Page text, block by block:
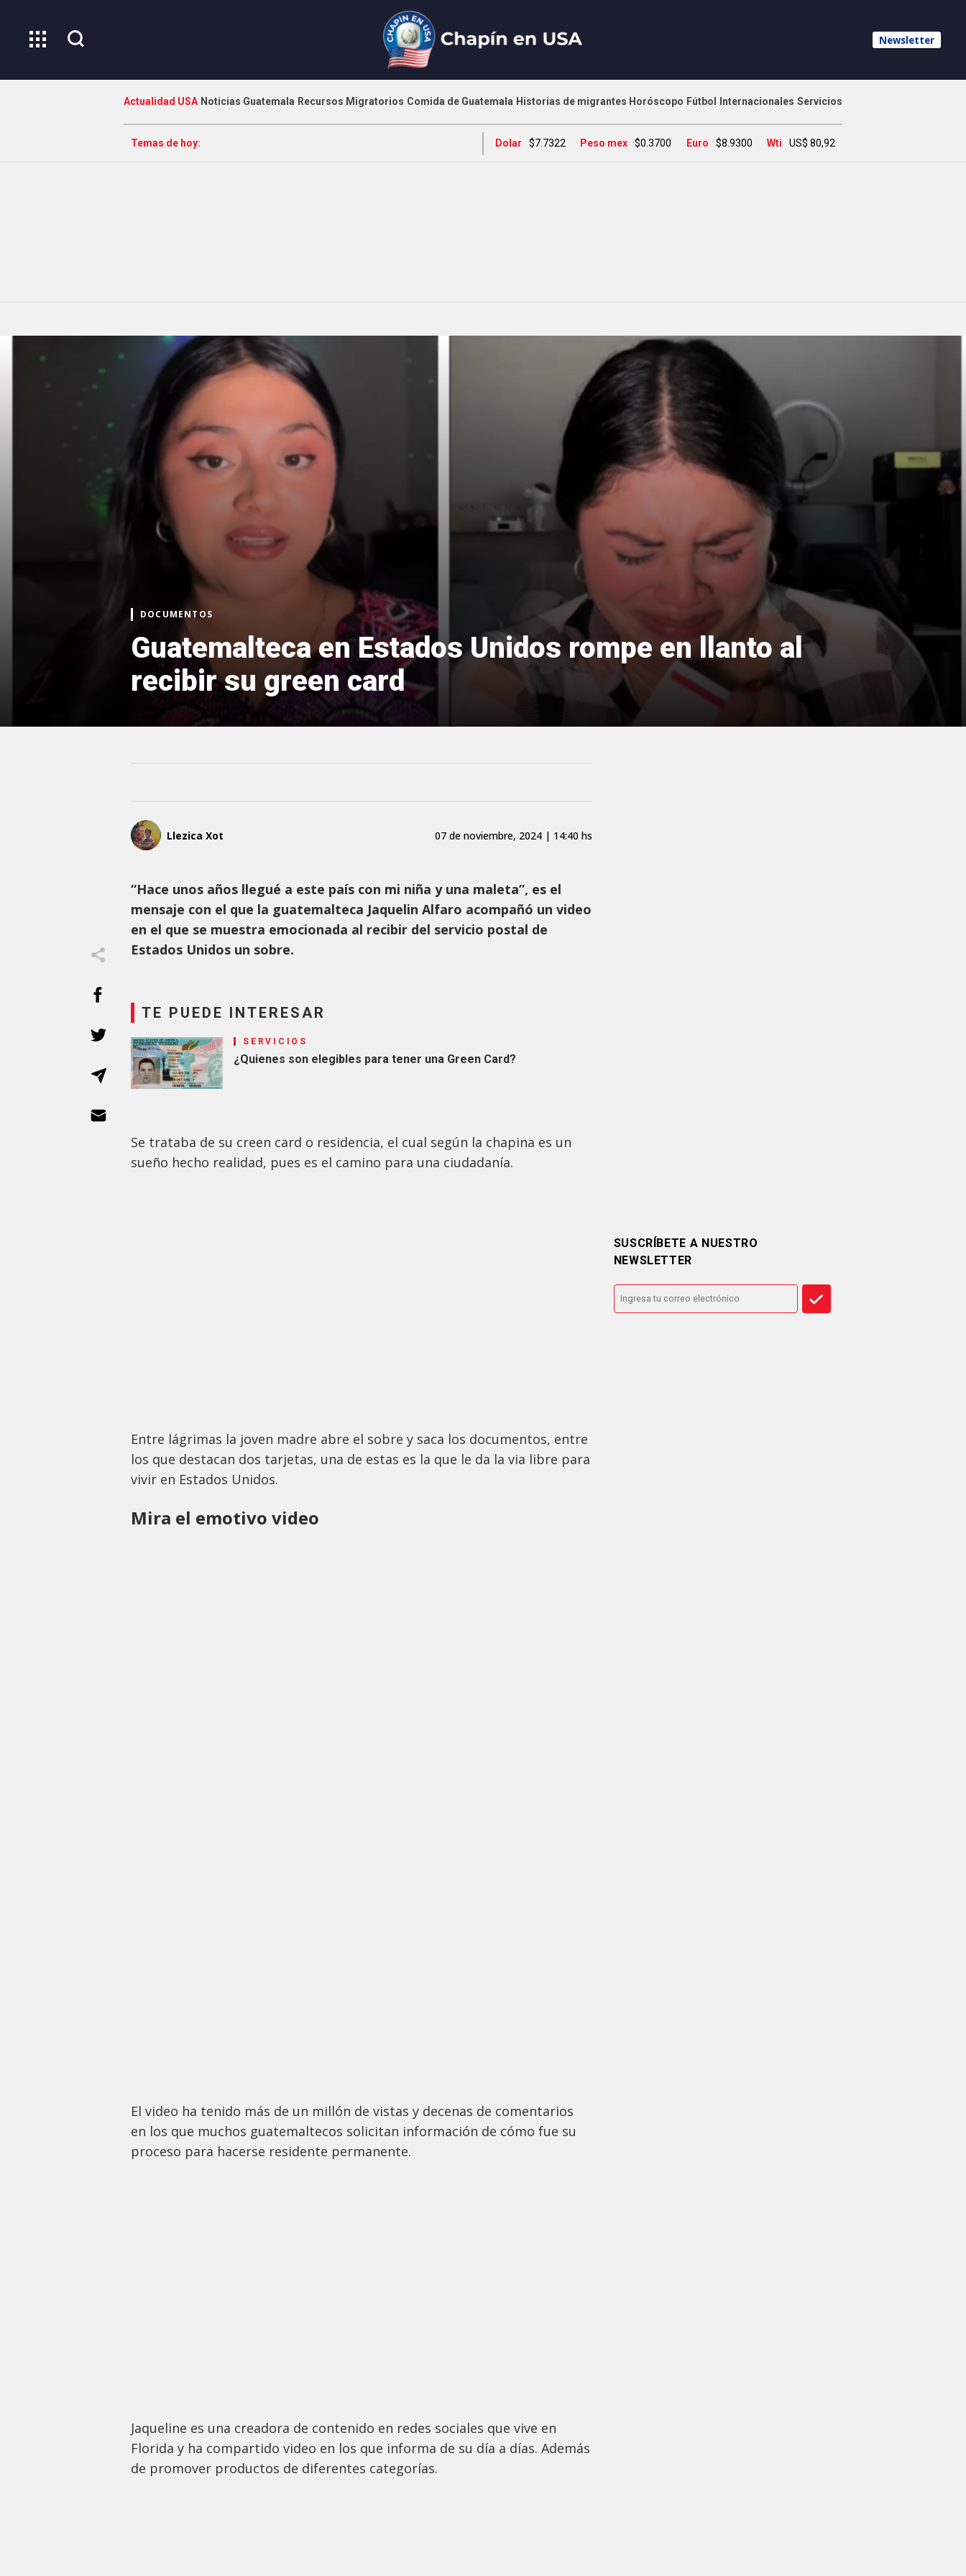
Newsletter
Actualidad USA Noticias Guatemala Recursos Migratorios Comida de Guatemala Historias de migrantes Horóscopo Fútbol Internacionales Servicios
Temas de hoy: Dolar $7.7322 Peso mex $0.3700 Euro $8.9300 Wti US$ 80,92
DOCUMENTOS
Guatemalteca en Estados Unidos rompe en llanto al
recibir su green card
Llezica Xot 07 de noviembre, 2024 | 14:40 hs
“Hace unos años llegué a este país con mi niña y una maleta”, es el
mensaje con el que la guatemalteca Jaquelin Alfaro acompañó un video
en el que se muestra emocionada al recibir del servicio postal de
Estados Unidos un sobre.
TE PUEDE INTERESAR
SERVICIOS
¿Quienes son elegibles para tener una Green Card?
Se trataba de su creen card o residencia, el cual según la chapina es un
sueño hecho realidad, pues es el camino para una ciudadanía.
Entre lágrimas la joven madre abre el sobre y saca los documentos, entre
los que destacan dos tarjetas, una de estas es la que le da la via libre para
vivir en Estados Unidos.
Mira el emotivo video
El video ha tenido más de un millón de vistas y decenas de comentarios
en los que muchos guatemaltecos solicitan información de cómo fue su
proceso para hacerse residente permanente.
Jaqueline es una creadora de contenido en redes sociales que vive en
Florida y ha compartido video en los que informa de su día a días. Además
de promover productos de diferentes categorías.
SUSCRÍBETE A NUESTRO
NEWSLETTER